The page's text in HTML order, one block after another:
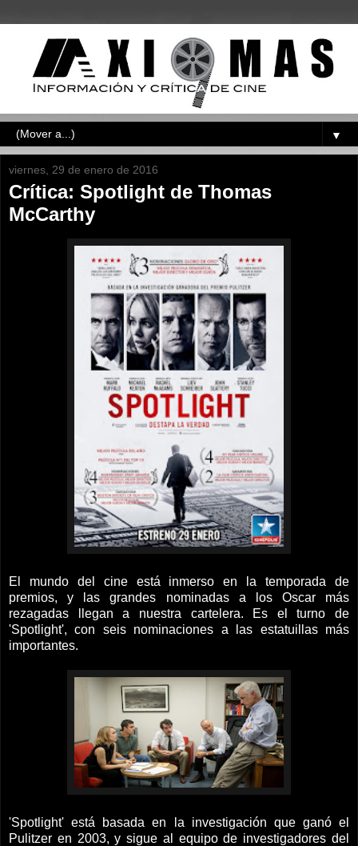
▼
viernes, 29 de enero de 2016
Crítica: Spotlight de Thomas
McCarthy
El mundo del cine está inmerso en la temporada de
premios, y las grandes nominadas a los Oscar más
rezagadas llegan a nuestra cartelera. Es el turno de
'Spotlight', con seis nominaciones a las estatuillas más
importantes.
'Spotlight' está basada en la investigación que ganó el
Pulitzer en 2003, y sigue al equipo de investigadores del